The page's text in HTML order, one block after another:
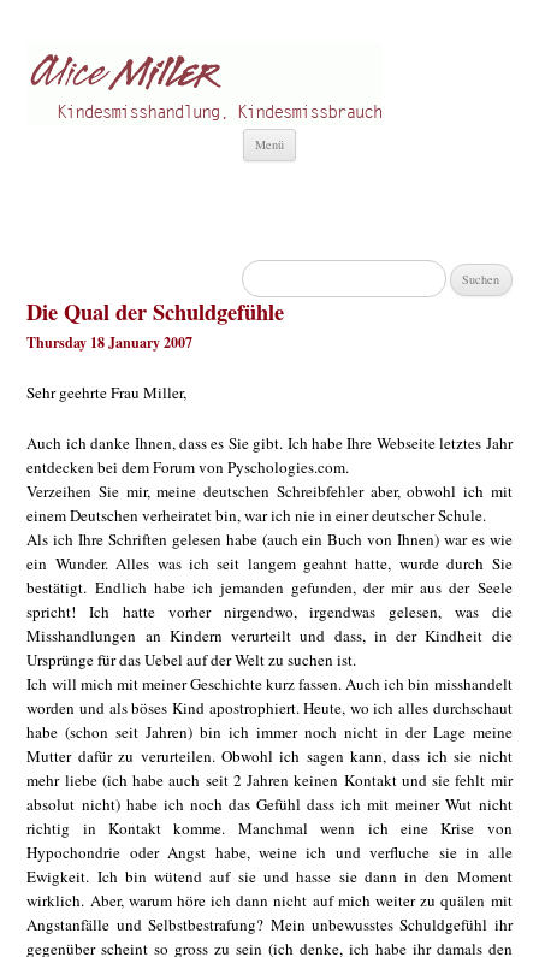
Menü
Suchen
nach:
Die Qual der Schuldgefühle
Thursday 18 January 2007
Sehr geehrte Frau Miller,
Auch ich danke Ihnen, dass es Sie gibt. Ich habe Ihre Webseite letztes Jahr
entdecken bei dem Forum von Pyschologies.com.
Verzeihen Sie mir, meine deutschen Schreibfehler aber, obwohl ich mit
einem Deutschen verheiratet bin, war ich nie in einer deutscher Schule.
Als ich Ihre Schriften gelesen habe (auch ein Buch von Ihnen) war es wie
ein Wunder. Alles was ich seit langem geahnt hatte, wurde durch Sie
bestätigt. Endlich habe ich jemanden gefunden, der mir aus der Seele
spricht! Ich hatte vorher nirgendwo, irgendwas gelesen, was die
Misshandlungen an Kindern verurteilt und dass, in der Kindheit die
Ursprünge für das Uebel auf der Welt zu suchen ist.
Ich will mich mit meiner Geschichte kurz fassen. Auch ich bin misshandelt
worden und als böses Kind apostrophiert. Heute, wo ich alles durchschaut
habe (schon seit Jahren) bin ich immer noch nicht in der Lage meine
Mutter dafür zu verurteilen. Obwohl ich sagen kann, dass ich sie nicht
mehr liebe (ich habe auch seit 2 Jahren keinen Kontakt und sie fehlt mir
absolut nicht) habe ich noch das Gefühl dass ich mit meiner Wut nicht
richtig in Kontakt komme. Manchmal wenn ich eine Krise von
Hypochondrie oder Angst habe, weine ich und verfluche sie in alle
Ewigkeit. Ich bin wütend auf sie und hasse sie dann in den Moment
wirklich. Aber, warum höre ich dann nicht auf mich weiter zu quälen mit
Angstanfälle und Selbstbestrafung? Mein unbewusstes Schuldgefühl ihr
gegenüber scheint so gross zu sein (ich denke, ich habe ihr damals den